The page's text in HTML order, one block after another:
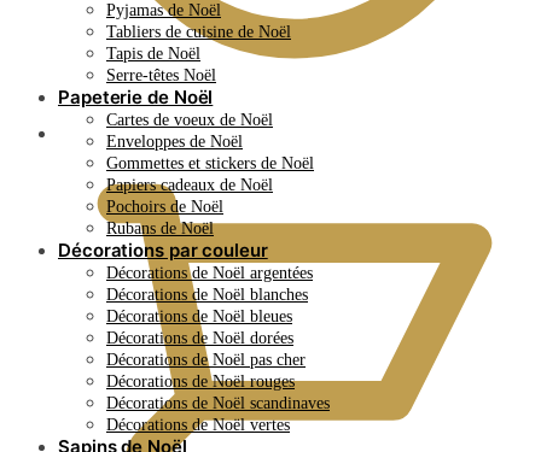
0.00 €
Pyjamas de Noël
Tabliers de cuisine de Noël
Tapis de Noël
Serre-têtes Noël
Papeterie de Noël
Cartes de voeux de Noël
Enveloppes de Noël
Gommettes et stickers de Noël
Papiers cadeaux de Noël
Pochoirs de Noël
Rubans de Noël
Décorations par couleur
Décorations de Noël argentées
Décorations de Noël blanches
Décorations de Noël bleues
Décorations de Noël dorées
Décorations de Noël pas cher
Décorations de Noël rouges
Décorations de Noël scandinaves
Décorations de Noël vertes
Sapins de Noël